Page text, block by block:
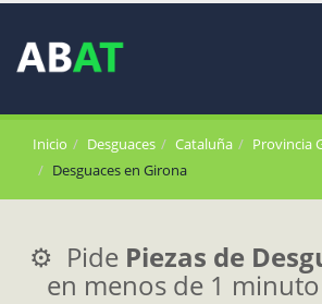
Inicio Desguaces Cataluña
Provincia
Desguaces en Girona
⚙️ Pide Piezas de
en menos de 1